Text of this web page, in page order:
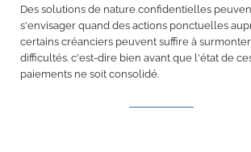
Des solutions de nature confidentielles
s'envisager quand des actions ponctuelles
certains créanciers peuvent suffire à
difficultés. c'est-dire bien avant que l'état de
paiements ne soit consolidé.